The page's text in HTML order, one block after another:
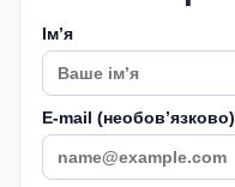
Імʼя
E-mail (необовʼязково)